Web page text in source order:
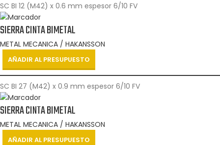
SC BI 12 (M42) x 0.6 mm espesor 6/10 FV
SIERRA CINTA BIMETAL
METAL MECANICA / HAKANSSON
AÑADIR AL PRESUPUESTO
SC BI 27 (M42) x 0.9 mm espesor 6/10 FV
SIERRA CINTA BIMETAL
METAL MECANICA / HAKANSSON
AÑADIR AL PRESUPUESTO